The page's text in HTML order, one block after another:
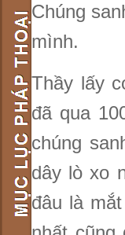
Chúng
mình.
Thầy lấy
đã qua
chúng
dây lò xo
đâu là